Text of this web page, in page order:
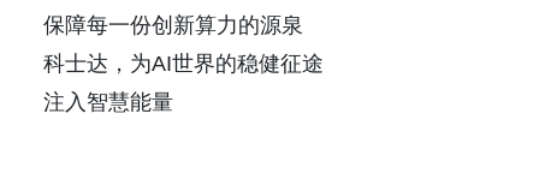
保障每一份创新算力的源泉
科士达，为AI世界的稳健征途
注入智慧能量